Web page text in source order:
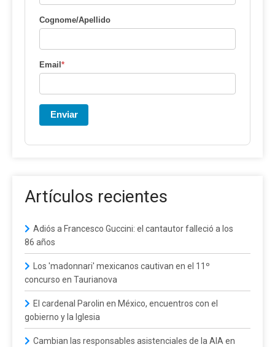
Cognome/Apellido
Email*
Enviar
Artículos recientes
Adiós a Francesco Guccini: el cantautor falleció a los
86 años
Los 'madonnari' mexicanos cautivan en el 11º
concurso en Taurianova
El cardenal Parolin en México, encuentros con el
gobierno y la Iglesia
Cambian las responsables asistenciales de la AIA en